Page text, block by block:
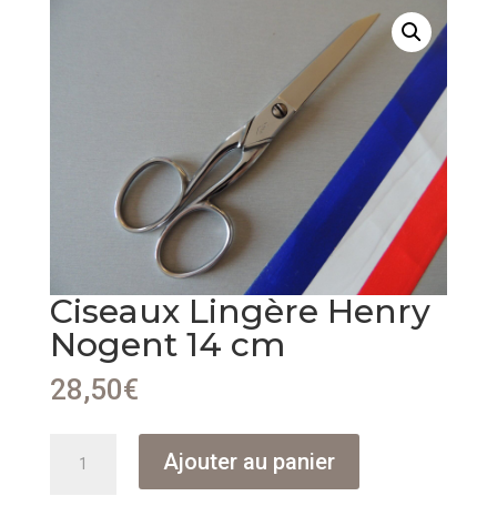
Ciseaux Lingère Henry
Nogent 14 cm
28,50€
Ajouter au panier